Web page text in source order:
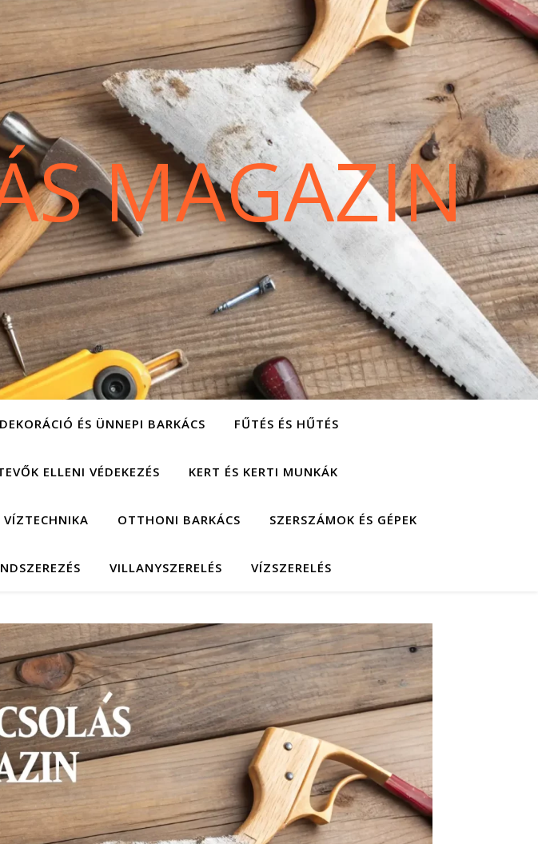
MAGAZIN
DEKORÁCIÓ ÉS ÜNNEPI BARKÁCS FŰTÉS ÉS HŰTÉS
ELLENI VÉDEKEZÉS KERT ÉS KERTI MUNKÁK
VÍZTECHNIKA OTTHONI BARKÁCS SZERSZÁMOK ÉS GÉPEK
VILLANYSZERELÉS VÍZSZERELÉS